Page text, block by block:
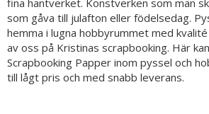
fina hantverket. Konstverken som man
som gåva till julafton eller födelsedag.
hemma i lugna hobbyrummet med
av oss på Kristinas scrapbooking. Här
Scrapbooking Papper inom pyssel och
till lågt pris och med snabb leverans.